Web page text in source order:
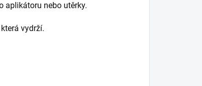
aplikátoru nebo utěrky.
vydrží.